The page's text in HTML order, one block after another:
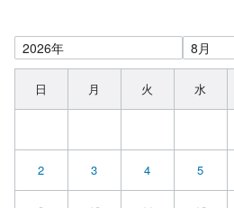
日 月 火 水
2 3 4 5